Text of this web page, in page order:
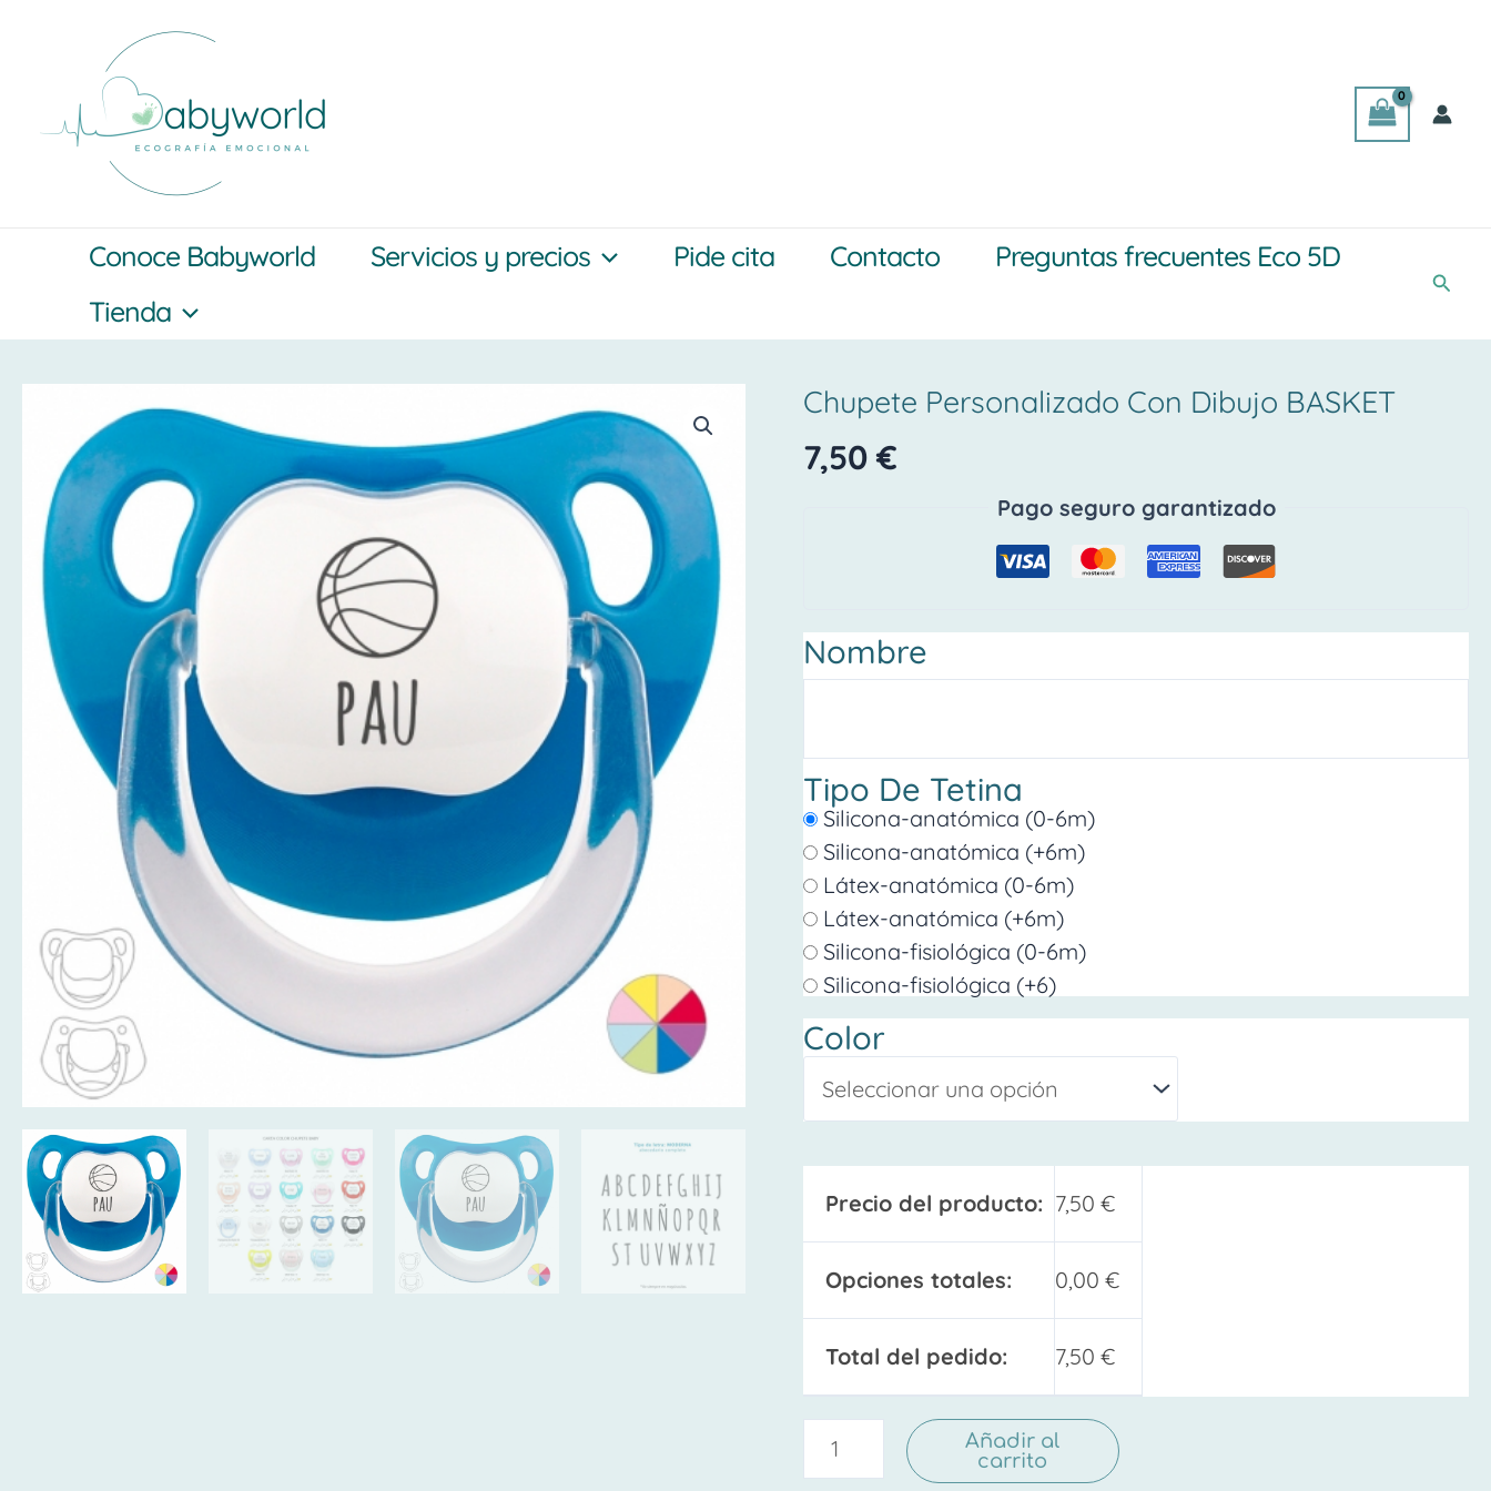
contenido
Conoce Babyworld Servicios y precios Pide cita Contacto
Preguntas frecuentes Eco 5D
Tienda
Chupete Personalizado Con Dibujo BASKET
7,50€
Pago seguro garantizado
Nombre
Tipo De Tetina
Silicona-anatómica (0-6m)
Silicona-anatómica (+6m)
Látex-anatómica (0-6m)
Látex-anatómica (+6m)
Silicona-fisiológica (0-6m)
Silicona-fisiológica (+6)
Color
Precio del producto: 7,50€
Opciones totales: 0,00€
Total del pedido: 7,50€
Chupete
personalizado
cantidad
Añadir al
carrito